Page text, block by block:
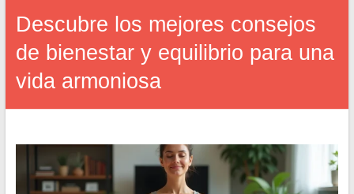
Descubre los mejores consejos
de bienestar y equilibrio para una
vida armoniosa